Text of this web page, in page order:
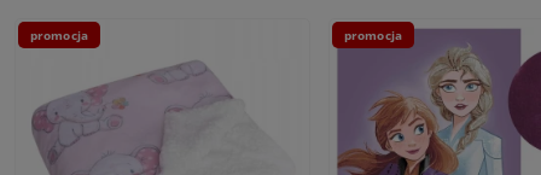
promocja promocja